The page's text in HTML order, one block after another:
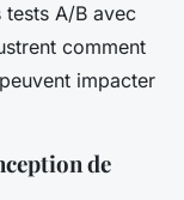
A/B avec
comment
impacter
de